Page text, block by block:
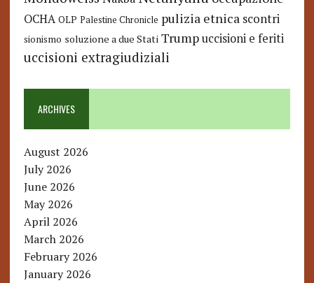
OCHA OLP Palestine Chronicle pulizia etnica scontri
sionismo soluzione a due Stati Trump uccisioni e feriti
uccisioni extragiudiziali
ARCHIVES
August 2026
July 2026
June 2026
May 2026
April 2026
March 2026
February 2026
January 2026